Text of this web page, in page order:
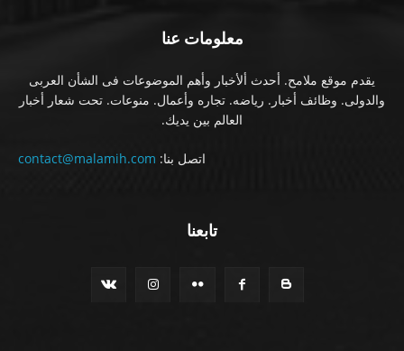
معلومات عنا
يقدم موقع ملامح. أحدث ألأخبار وأهم الموضوعات فى الشأن العربى
والدولى. وظائف أخبار. رياضه. تجاره وأعمال. منوعات. تحت شعار أخبار
العالم بين يديك.
اتصل بنا: contact@malamih.com
تابعنا